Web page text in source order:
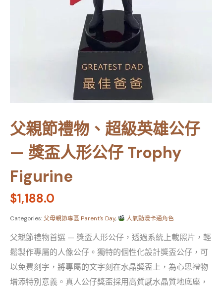
父親節禮物、超級英雄公仔
— 獎盃人形公仔 Trophy
Figurine
$1,188.0
Categories: 父母親節專區 Parent's Day, 人氣動漫卡通角色
父親節禮物首選 — 獎盃人形公仔，透過系統上載照片，輕
鬆製作專屬的人像公仔。獨特的個性化設計獎盃公仔，可
以免費刻字，將專屬的文字刻在水晶獎盃上，為心思禮物
增添特別意義。真人公仔獎盃採用高質感水晶質地底座，